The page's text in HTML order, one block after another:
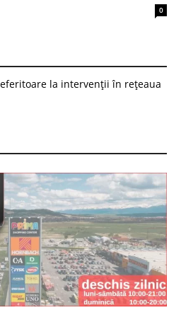
0
la intervenții în rețeaua